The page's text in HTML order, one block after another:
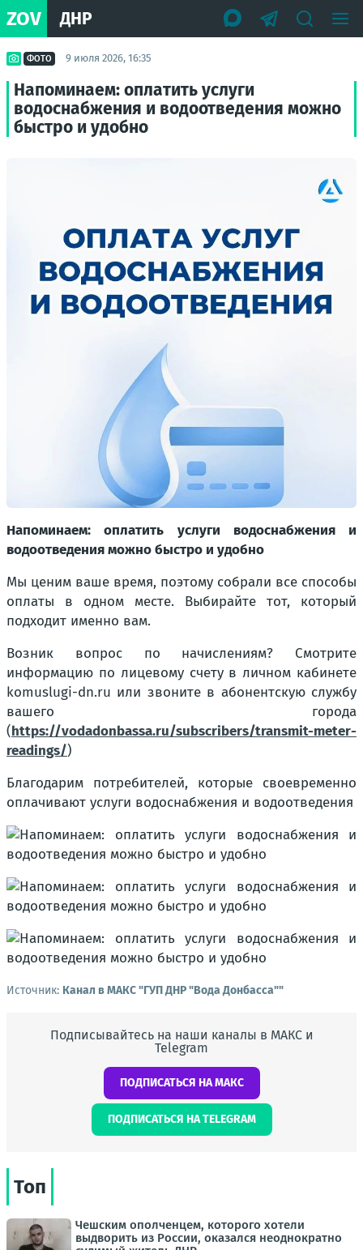
ZOV ДНР
ФОТО 9 июля 2026, 16:35
Напоминаем: оплатить услуги
водоснабжения и водоотведения можно
быстро и удобно
Напоминаем: оплатить услуги водоснабжения и
водоотведения можно быстро и удобно
Мы ценим ваше время, поэтому собрали все способы
оплаты в одном месте. Выбирайте тот, который
подходит именно вам.
Возник вопрос по начислениям? Смотрите
информацию по лицевому счету в личном кабинете
komuslugi-dn.ru или звоните в абонентскую службу
вашего города
(https://vodadonbassa.ru/subscribers/transmit-meter-
readings/)
Благодарим потребителей, которые своевременно
оплачивают услуги водоснабжения и водоотведения
Источник: Канал в МАКС "ГУП ДНР "Вода Донбасса""
Подписывайтесь на наши каналы в МАКС и
Telegram
ПОДПИСАТЬСЯ НА МАКС
ПОДПИСАТЬСЯ НА TELEGRAM
Топ
Чешским ополченцем, которого хотели
выдворить из России, оказался неоднократно